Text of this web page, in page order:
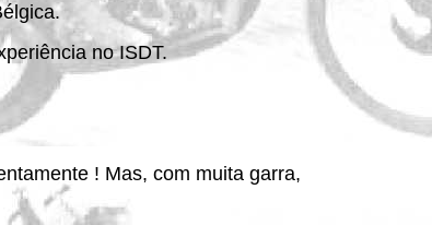
no ISDT.
! Mas, com muita garra,